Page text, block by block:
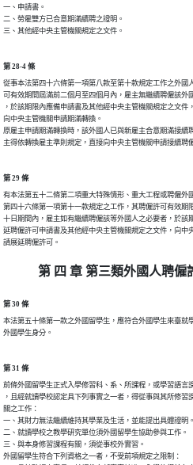
一、申請書。
二、勞雇雙方已合意期滿續聘之證明。
三、其他經中央主管機關規定之文件。
第 28-4 條
從事本法第四十六條第一項第八款至第十款規定工作之外國
可有效期間屆滿前二個月至四個月內，雇主無繼續聘僱該外
，於該期限內應備申請書及其他經中央主管機關規定之文件
向中央主管機關申請期滿轉換。
原雇主申請期滿轉換時，該外國人已與新雇主合意期滿接續
主得依轉換雇主準則規定，直接向中央主管機關申請接續聘
第 29 條
有本法第五十二條第二項重大特殊情形、重大工程或聘僱外
第四十六條第一項第十一款規定之工作，其聘僱許可有效期
十日期間內，雇主如有繼續聘僱該等外國人之必要者，於該
延聘僱許可申請書及其他經中央主管機關規定之文件，向中
請展延聘僱許可。
第 四 章 第三類外國人聘僱
第 30 條
本法第五十條第一款之外國留學生，應符合外國學生來臺就
外國學生身分。
第 31 條
前條外國留學生正式入學修習科、系、所課程，或學習語言
，且經就讀學校認定具下列事實之一者，得從事與其所修習
關之工作：
一、其財力無法繼續維持其學業及生活，並能提出具體證明。
二、就讀學校之教學研究單位須外國留學生協助參與工作。
三、與本身修習課程有關，須從事校外實習。
外國留學生符合下列資格之一者，不受前項規定之限制：